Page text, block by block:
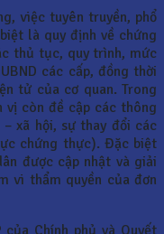
việc tuyên truyền, phổ
là quy định về chứng
thủ tục, quy trình, mức
các cấp, đồng thời
tử của cơ quan. Trong
vị còn đề cập các thông
xã hội, sự thay đổi các
chứng thực). Đặc biệt
được cập nhật và giải
vi thẩm quyền của đơn
Chính phủ và Quyết